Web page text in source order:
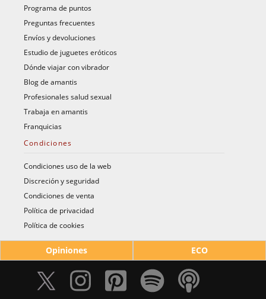
Programa de puntos
Preguntas frecuentes
Envíos y devoluciones
Estudio de juguetes eróticos
Dónde viajar con vibrador
Blog de amantis
Profesionales salud sexual
Trabaja en amantis
Franquicias
Condiciones
Condiciones uso de la web
Discreción y seguridad
Condiciones de venta
Política de privacidad
Política de cookies
Opiniones ECO